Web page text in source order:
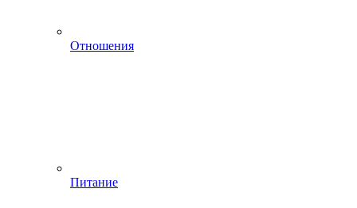
Отношения
Питание